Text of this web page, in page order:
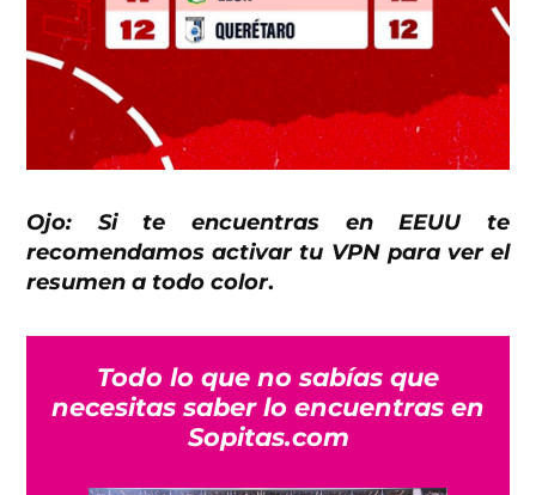
Ojo: Si te encuentras en EEUU te
recomendamos activar tu VPN para ver el
resumen a todo color.
Todo lo que no sabías que
necesitas saber lo encuentras en
Sopitas.com